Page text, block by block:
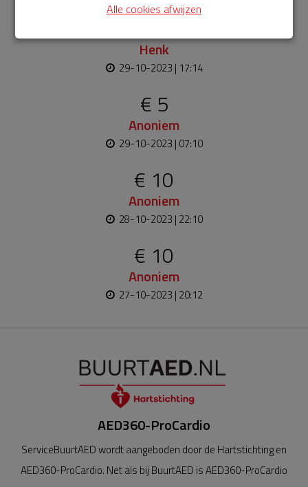
Henk
29-10-2023 | 17:14
€ 5
Anoniem
29-10-2023 | 07:10
€ 10
Anoniem
28-10-2023 | 22:10
€ 10
Anoniem
27-10-2023 | 20:12
AED360-ProCardio
ServiceBuurtAED wordt aangeboden door de Hartstichting en
AED360-ProCardio. Net als bij BuurtAED is AED360-ProCardio
Alle cookies afwijzen